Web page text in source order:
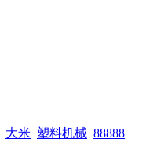
大米 塑料机械 88888